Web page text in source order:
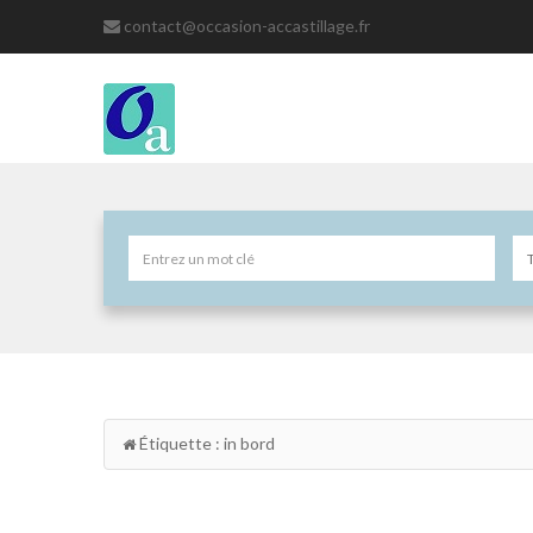
contact@occasion-accastillage.fr
Étiquette : in bord